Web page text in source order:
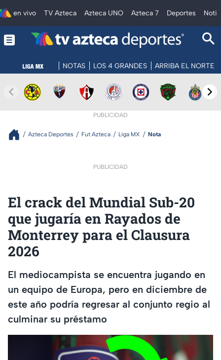
en vivo TV Azteca Azteca UNO Azteca 7 Deportes
NOTAS LOS 4 GRANDES ARRIBA EL NORTE
PUBLICIDAD
Azteca Deportes Fut Azteca Liga MX Nota
PUBLICIDAD
El crack del Mundial Sub-20
que jugaría en Rayados de
Monterrey para el Clausura
2026
El mediocampista se encuentra jugando en
un equipo de Europa, pero en diciembre de
este año podría regresar al conjunto regio al
culminar su préstamo